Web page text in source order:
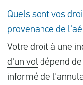
Quels sont vos
provenance de
Votre droit à une
d'un vol dépend
informé de